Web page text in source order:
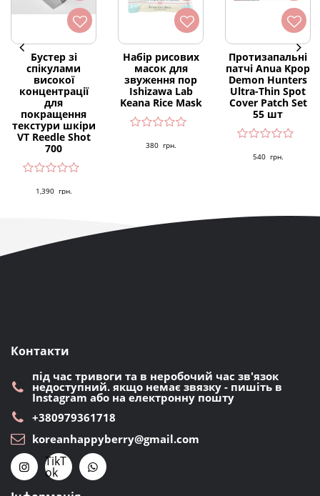
Бустер зі
спікулами
високої
концентрації
для
покращення
текстури шкіри
VT Reedle Shot
700
1,390 грн.
Набір рисових
масок для
звуження пор
Ishizawa Lab
Keana Rice Mask
380 грн.
Протизапальні
патчі Anua Kpop
Demon Hunters
Ultra-Thin Spot
Cover Patch Set
55 шт
540 грн.
Контакти
під час тривоги та в неробочий час зв'язок
недоступний. якщо немає звязку - пишіть в
Instagram або на електронну пошту
+380979361718
koreanhappyberry@gmail.com
TikT
ok